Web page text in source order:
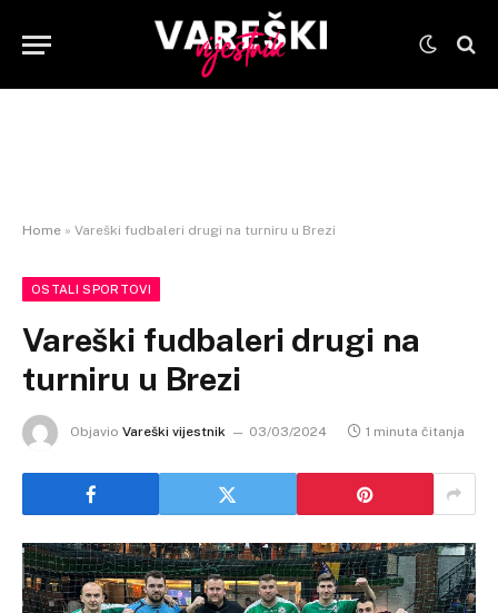
Home » Vareški fudbaleri drugi na turniru u Brezi
OSTALI SPORTOVI
Vareški fudbaleri drugi na
turniru u Brezi
Objavio Vareški vijestnik 03/03/2024 1 minuta čitanja